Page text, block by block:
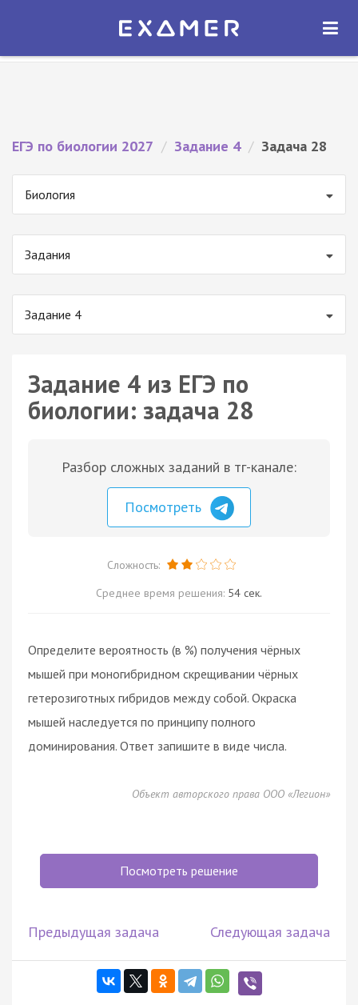
Экзамер — ЕГЭ 2027
ОТКРЫТЬ
ЕГЭ по биологии 2027 / Задание 4 / Задача 28
Биология
Задания
Задание 4
Задание 4 из ЕГЭ по
биологии: задача 28
Разбор сложных заданий в тг-канале:
Посмотреть
Сложность:
Среднее время решения: 54 сек.
Определите вероятность (в %) получения чёрных
мышей при моногибридном скрещивании чёрных
гетерозиготных гибридов между собой. Окраска
мышей наследуется по принципу полного
доминирования. Ответ запишите в виде числа.
Объект авторского права ООО «Легион»
Посмотреть решение
Предыдущая задача Следующая задача